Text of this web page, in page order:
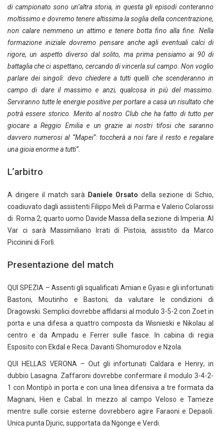
di campionato sono un’altra storia, in questa gli episodi conteranno
moltissimo e dovremo tenere altissima la soglia della concentrazione,
non calare nemmeno un attimo e tenere botta fino alla fine. Nella
formazione iniziale dovremo pensare anche agli eventuali calci di
rigore, un aspetto diverso dal solito, ma prima pensiamo ai 90 di
battaglia che ci aspettano, cercando di vincerla sul campo. Non voglio
parlare dei singoli: devo chiedere a tutti quelli che scenderanno in
campo di dare il massimo e anzi, qualcosa in più del massimo.
Serviranno tutte le energie positive per portare a casa un risultato che
potrà essere storico. Merito al nostro Club che ha fatto di tutto per
giocare a Reggio Emilia e un grazie ai nostri tifosi che saranno
davvero numerosi al “Mapei”: toccherà a noi fare il resto e regalare
una gioia enorme a tutti”.
L’arbitro
A dirigere il match sarà Daniele Orsato della sezione di Schio,
coadiuvato dagli assistenti Filippo Meli di Parma e Valerio Colarossi
di Roma 2; quarto uomo Davide Massa della sezione di Imperia. Al
Var ci sarà Massimiliano Irrati di Pistoia, assistito da Marco
Piccinini di Forlì.
Presentazione del match
QUI SPEZIA – Assenti gli squalificati Amian e Gyasi e gli infortunati
Bastoni, Moutinho e Bastoni; da valutare le condizioni di
Dragowski. Semplici dovrebbe affidarsi al modulo 3-5-2 con Zoet in
porta e una difesa a quattro composta da Wisnieski e Nikolau al
centro e da Ampadu e Ferrer sulle fasce. In cabina di regia
Esposito con Ekdal e Reca. Davanti Shomurodov e Nzola.
QUI HELLAS VERONA – Out gli infortunati Caldara e Henry; in
dubbio Lasagna. Zaffaroni dovrebbe confermare il modulo 3-4-2-
1 con Montipò in porta e con una linea difensiva a tre formata da
Magnani, Hien e Cabal. In mezzo al campo Veloso e Tameze
mentre sulle corsie esterne dovrebbero agire Faraoni e Depaoli.
Unica punta Djuric, supportata da Ngonge e Verdi.